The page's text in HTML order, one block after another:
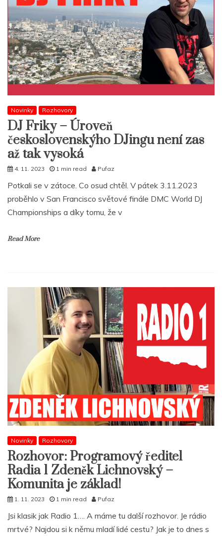
Novinky Rozhovory
DJ Friky – Úroveň
československýho DJingu není zas
až tak vysoká
4. 11. 2023 1 min read Pufaz
Potkali se v zátoce. Co osud chtěl. V pátek 3.11.2023
proběhlo v San Francisco světové finále DMC World DJ
Championships a díky tomu, že v
Read More
Novinky Rozhovory
Rozhovor: Programový ředitel
Radia 1 Zdeněk Lichnovský –
Komunita je základ!
1. 11. 2023 1 min read Pufaz
Jsi klasik jak Radio 1…. A máme tu další rozhovor. Je rádio
mrtvé? Najdou si k němu mladí lidé cestu? Jak je to dnes s